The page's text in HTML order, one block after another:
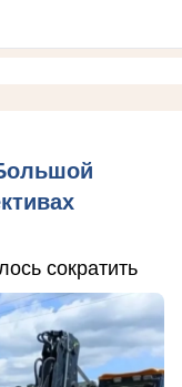
сократить